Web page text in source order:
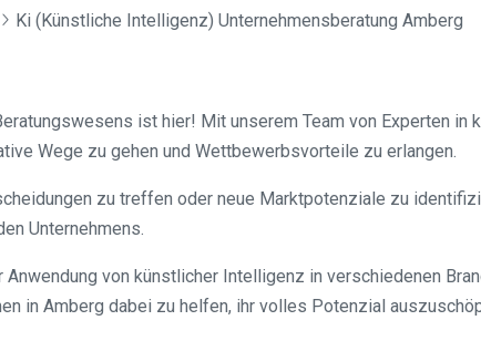
Ki (Künstliche Intelligenz) Unternehmensberatung Amberg
ist hier! Mit unserem Team von Experten in
Wege zu gehen und Wettbewerbsvorteile zu erlangen.
zu treffen oder neue Marktpotenziale zu
Unternehmens.
von künstlicher Intelligenz in verschiedenen
in Amberg dabei zu helfen, ihr volles Potenzial